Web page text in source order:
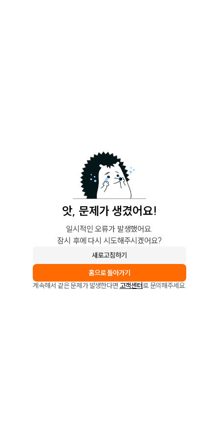
앗, 문제가 생겼어요!
일시적인 오류가 발생했어요.
잠시 후에 다시 시도해주시겠어요?
새로고침하기
홈으로 돌아가기
계속해서 같은 문제가 발생한다면 고객센터로 문의해주세요.